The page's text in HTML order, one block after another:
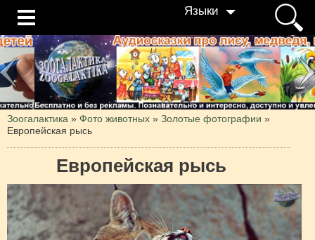
Языки
Зоогалактика » Фото животных » Золотые фотографии »
Европейская рысь
Европейская рысь